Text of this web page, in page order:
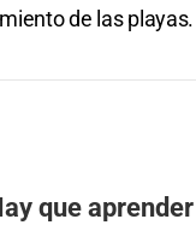
de las playas.
que aprender